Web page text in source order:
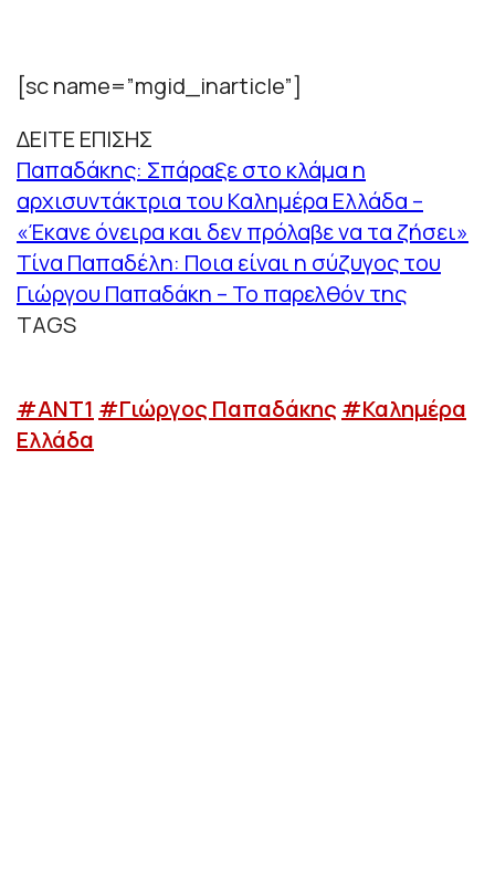
[sc name=”mgid_inarticle”]
ΔΕΙΤΕ ΕΠΙΣΗΣ
Παπαδάκης: Σπάραξε στο κλάμα η
αρχισυντάκτρια του Καλημέρα Ελλάδα –
«Έκανε όνειρα και δεν πρόλαβε να τα ζήσει»
Τίνα Παπαδέλη: Ποια είναι η σύζυγος του
Γιώργου Παπαδάκη – Το παρελθόν της
TAGS
#ΑΝΤ1 #Γιώργος Παπαδάκης #Καλημέρα
Ελλάδα